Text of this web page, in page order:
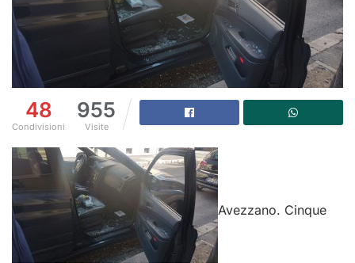
48
Condivisioni
955
Visite
Avezzano. Cinque